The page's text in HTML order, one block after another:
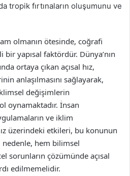
tropik fırtınaların oluşumunu ve
olmanın ötesinde, coğrafi
yapısal faktördür. Dünya’nın
ortaya çıkan açısal hız,
anlaşılmasını sağlayarak,
değişimlerin
oynamaktadır. İnsan
ve iklim
üzerindeki etkileri, bu konunun
nedenle, hem bilimsel
sorunların çözümünde açısal
edilmemelidir.